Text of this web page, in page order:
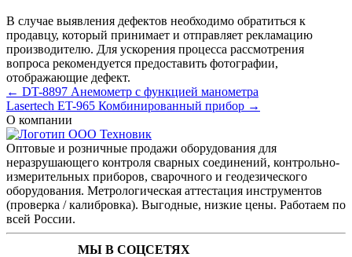
В случае выявления дефектов необходимо обратиться к
продавцу, который принимает и отправляет рекламацию
производителю. Для ускорения процесса рассмотрения
вопроса рекомендуется предоставить фотографии,
отображающие дефект.
← DT-8897 Анемометр с функцией манометра
Lasertech ET-965 Комбинированный прибор →
О компании
Оптовые и розничные продажи оборудования для
неразрушающего контроля сварных соединений, контрольно-
измерительных приборов, сварочного и геодезического
оборудования. Метрологическая аттестация инструментов
(проверка / калибровка). Выгодные, низкие цены. Работаем по
всей России.
МЫ В СОЦСЕТЯХ